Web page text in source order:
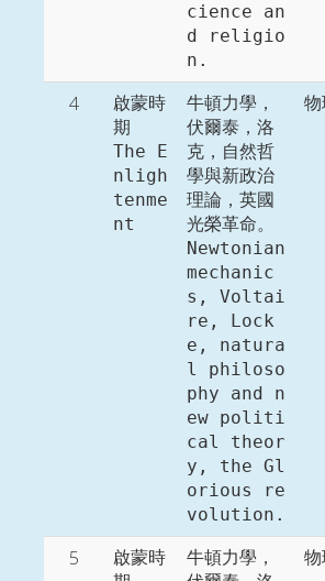
cience an
d religio
n.
4
啟蒙時
期
The E
nligh
tenme
nt
牛頓力學，
伏爾泰，洛
克，自然哲
學與新政治
理論，英國
光榮革命。
Newtonian
mechanic
s, Voltai
re, Lock
e, natura
l philoso
phy and n
ew politi
cal theor
y, the Gl
orious re
物
5
啟蒙時
牛頓力學，
物